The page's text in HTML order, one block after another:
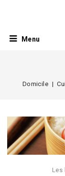
Menu
Domicile
Les